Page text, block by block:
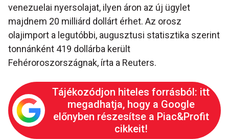
venezuelai nyersolajat, ilyen áron az új ügylet
majdnem 20 milliárd dollárt érhet. Az orosz
olajimport a legutóbbi, augusztusi statisztika szerint
tonnánként 419 dollárba került
Fehéroroszországnak, írta a Reuters.
Tájékozódjon hiteles forrásból: itt
megadhatja, hogy a Google
előnyben részesítse a Piac&Profit
cikkeit!